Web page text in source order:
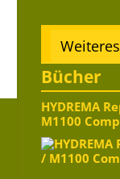
Bücher
HYDREMA
M1100